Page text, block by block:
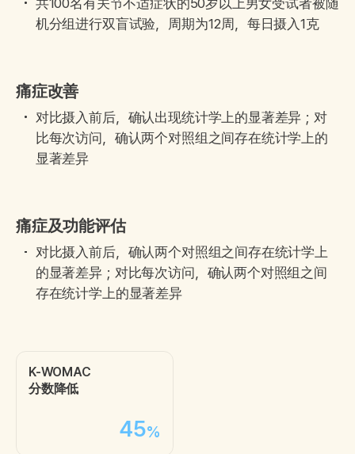
机分组进行双盲试验，周期为12周，每日摄入1克
痛症改善
对比摄入前后，确认出现统计学上的显著差异；对
比每次访问，确认两个对照组之间存在统计学上的
显著差异
痛症及功能评估
对比摄入前后，确认两个对照组之间存在统计学上
的显著差异；对比每次访问，确认两个对照组之间
存在统计学上的显著差异
K-WOMAC
分数降低
45%